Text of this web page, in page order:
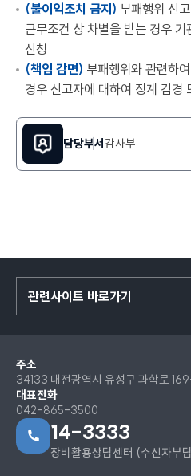
(불이익조치 금지) 부패행위 신
근무조건 상 차별을 받는 경우 기
신청
(책임 감면) 부패행위와 관련하
경우 신고자에 대하여 징계 감경
담당부서 감사부
관련사이트 바로가기
주소
34133 대전광역시 유성구 과학로
대표전화
042-865-3500
14-3333
장비활용상담센터 (수신자부